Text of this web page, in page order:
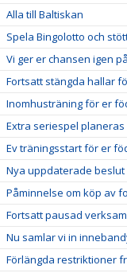
Alla till Baltiskan
Spela Bingolotto och
Vi ger er chansen igen
Fortsatt stängda hallar
Inomhusträning för er
Extra seriespel
Ev träningsstart för er
Nya uppdaterade
Påminnelse om köp av
Fortsatt pausad
Nu samlar vi in
Förlängda restriktioner